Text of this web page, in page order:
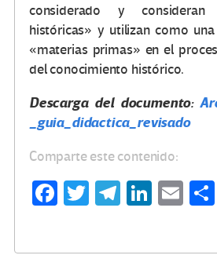
considerado y
históricas» y utilizan como
«materias primas» en el
del conocimiento histórico.
Descarga del documento:
_guia_didactica_revisado
Comparte este contenido:
Fa T
Te Li
E